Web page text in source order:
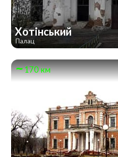
Хотінський
Палац
170 км